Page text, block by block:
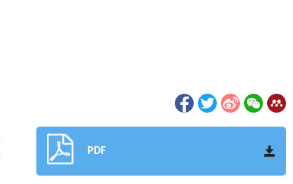
PDF